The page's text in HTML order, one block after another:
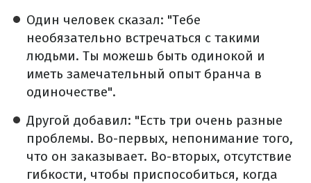
Один человек сказал: "Тебе
необязательно встречаться с такими
людьми. Ты можешь быть одинокой и
иметь замечательный опыт бранча в
одиночестве".
Другой добавил: "Есть три очень разные
проблемы. Во-первых, непонимание того,
что он заказывает. Во-вторых, отсутствие
гибкости, чтобы приспособиться, когда